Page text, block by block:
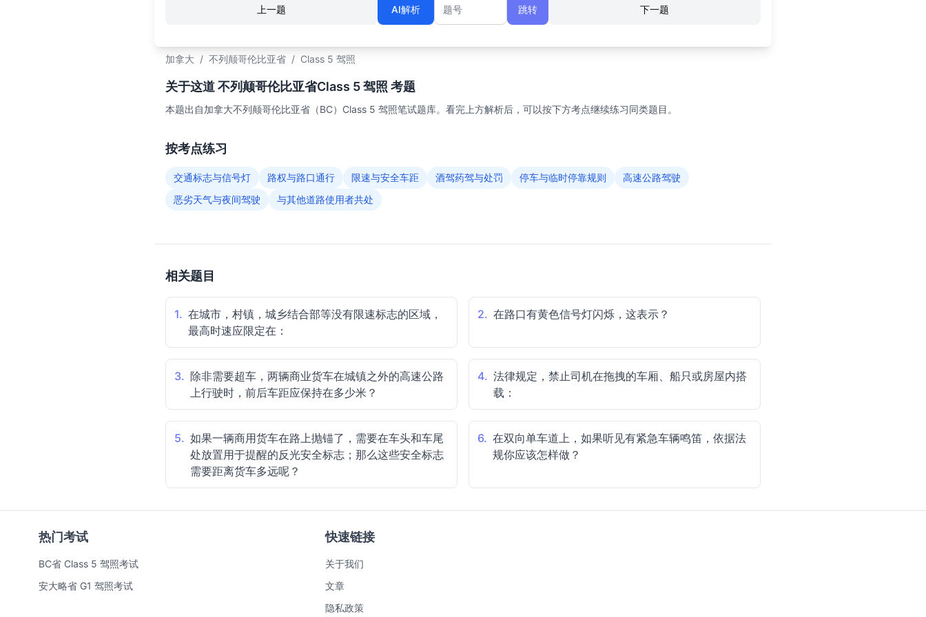
上一题 下一题
AI解析
题号
跳转
加拿大 / 不列颠哥伦比亚省 / Class 5 驾照
关于这道 不列颠哥伦比亚省Class 5 驾照 考题
本题出自加拿大不列颠哥伦比亚省（BC）Class 5 驾照笔试题库。看完上方解析后，可以按下方考点继续练习同类题目。
按考点练习
交通标志与信号灯 路权与路口通行 限速与安全车距 酒驾药驾与处罚 停车与临时停靠规则
高速公路驾驶
恶劣天气与夜间驾驶
与其他道路使用者共处
相关题目
1. 在城市，村镇，城乡结合部等没有限速标志的区域，
最高时速应限定在：
2. 在路口有黄色信号灯闪烁，这表示？
3. 除非需要超车，两辆商业货车在城镇之外的高速公路
上行驶时，前后车距应保持在多少米？
4. 法律规定，禁止司机在拖拽的车厢、船只或房屋内搭
载：
5. 如果一辆商用货车在路上抛锚了，需要在车头和车尾
处放置用于提醒的反光安全标志；那么这些安全标志
需要距离货车多远呢？
6. 在双向单车道上，如果听见有紧急车辆鸣笛，依据法
规你应该怎样做？
热门考试
BC省 Class 5 驾照考试
安大略省 G1 驾照考试
快速链接
关于我们
文章
隐私政策